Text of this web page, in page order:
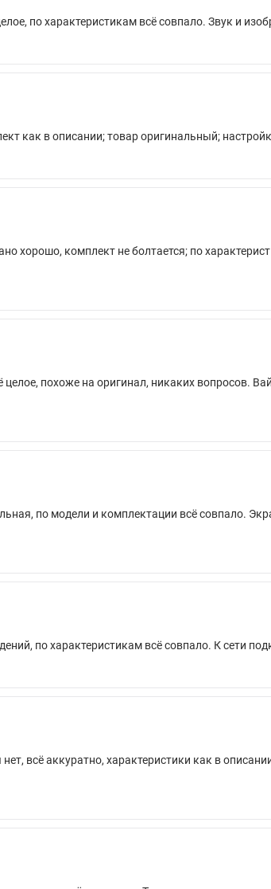
по характеристикам всё совпало. Звук и
как в описании; товар оригинальный;
хорошо, комплект не болтается; по
целое, похоже на оригинал, никаких вопросов.
по модели и комплектации всё совпало.
по характеристикам всё совпало. К сети
всё аккуратно, характеристики как в